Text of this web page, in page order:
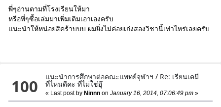
พี่ๆอ่านตามที่โรงเรียนให้มา
หรือพี่ๆซื้อเล่มมาเพิ่มเติมเอาเองครับ
แนะนำให้หน่อยสิคร้าบบบ ผมยิ่งไม่ค่อยเก่งสองวิชานี้เท่าไหร่เลยครับ
100 แนะนำการศึกษาต่อคณะแพทย์จุฬาฯ / Re: เรียนเคมี
ที่ไหนดีคะ ที่ไม่ใช่อุ๊
« Last post by Ninnnon January 16, 2014, 07:06:49 pm »